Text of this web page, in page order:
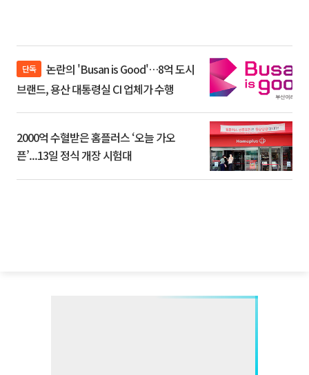
단독
브랜드, 용산 대통령실 CI 업체가 수행
2000억 수혈받은 홈플러스 ‘오늘 가오
픈’...13일 정식 개장 시험대